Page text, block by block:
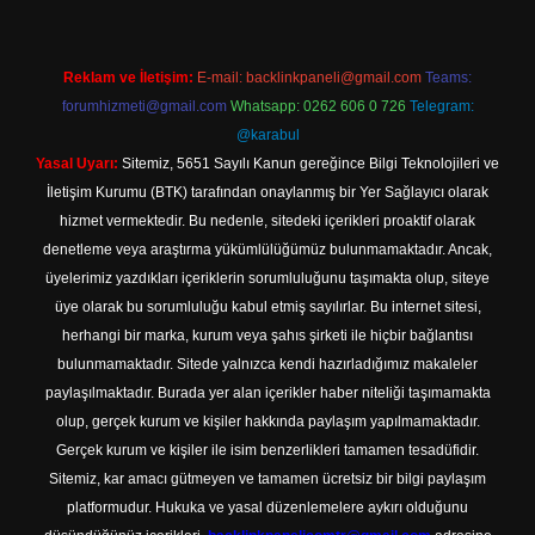
Reklam ve İletişim: E-mail: backlinkpaneli@gmail.com Teams:
forumhizmeti@gmail.com Whatsapp: 0262 606 0 726 Telegram:
@karabul
Yasal Uyarı: Sitemiz, 5651 Sayılı Kanun gereğince Bilgi Teknolojileri ve
İletişim Kurumu (BTK) tarafından onaylanmış bir Yer Sağlayıcı olarak
hizmet vermektedir. Bu nedenle, sitedeki içerikleri proaktif olarak
denetleme veya araştırma yükümlülüğümüz bulunmamaktadır. Ancak,
üyelerimiz yazdıkları içeriklerin sorumluluğunu taşımakta olup, siteye
üye olarak bu sorumluluğu kabul etmiş sayılırlar. Bu internet sitesi,
herhangi bir marka, kurum veya şahıs şirketi ile hiçbir bağlantısı
bulunmamaktadır. Sitede yalnızca kendi hazırladığımız makaleler
paylaşılmaktadır. Burada yer alan içerikler haber niteliği taşımamakta
olup, gerçek kurum ve kişiler hakkında paylaşım yapılmamaktadır.
Gerçek kurum ve kişiler ile isim benzerlikleri tamamen tesadüfidir.
Sitemiz, kar amacı gütmeyen ve tamamen ücretsiz bir bilgi paylaşım
platformudur. Hukuka ve yasal düzenlemelere aykırı olduğunu